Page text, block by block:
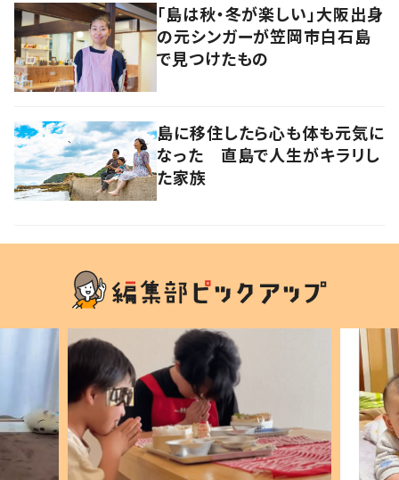
「島は秋・冬が楽しい」大阪出身
の元シンガーが笠岡市白石島
で見つけたもの
島に移住したら心も体も元気に
なった 直島で人生がキラリし
た家族